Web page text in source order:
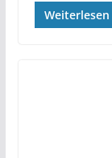
Weiterlesen